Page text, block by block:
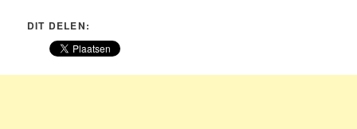
DIT DELEN: